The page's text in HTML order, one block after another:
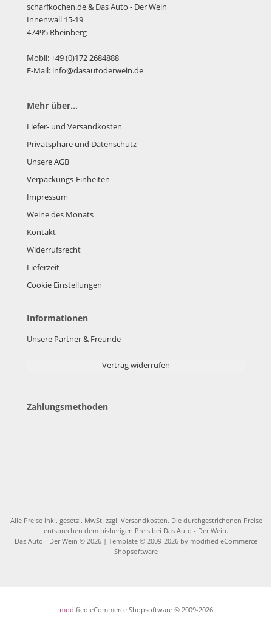
scharfkochen.de& Das Auto - Der Wein
Innenwall 15-19
47495 Rheinberg
Mobil: +49 (0)172 2684888
E-Mail: info@dasautoderwein.de
Mehr über...
Liefer- und Versandkosten
Privatsphäre und Datenschutz
Unsere AGB
Verpackungs-Einheiten
Impressum
Weine des Monats
Kontakt
Widerrufsrecht
Lieferzeit
Cookie Einstellungen
Informationen
Unsere Partner & Freunde
Vertrag widerrufen
Zahlungsmethoden
Alle Preise inkl. gesetzl. MwSt. zzgl. Versandkosten. Die durchgestrichenen Preise
entsprechen dem bisherigen Preis bei Das Auto - Der Wein.
Das Auto - Der Wein © 2026 | Template © 2009-2026 by modified eCommerce
Shopsoftware
modified eCommerce Shopsoftware © 2009-2026